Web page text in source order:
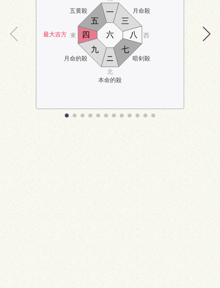
五黄殺 月命殺
最大吉方
月命的殺
本命的殺
暗剣殺
北
東 西
ニ
三
四
五
六
七
八
九
一